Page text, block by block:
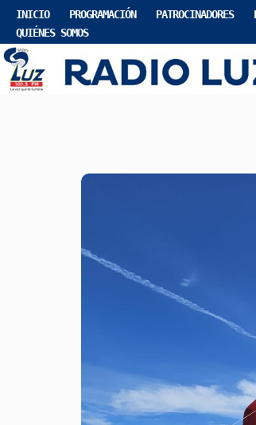
INICIO PROGRAMACIÓN PATROCINADORES
QUIÉNES SOMOS